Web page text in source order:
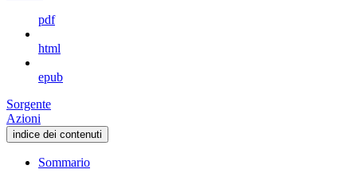
pdf
html
epub
Sorgente
Azioni
indice dei contenuti
Sommario